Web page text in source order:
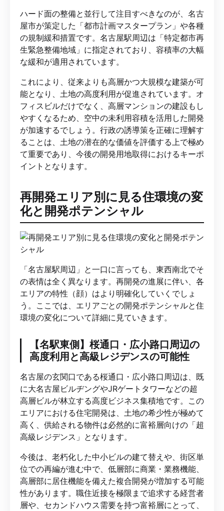
ハード面の整備と並行して注目すべきなのが、名古
屋市が策定した「都市計画マスタープラン」や各種
の規制緩和措置です。名古屋駅周辺は「特定都市再
生緊急整備地域」に指定されており、容積率の大幅
な緩和が適用されています。
これにより、従来よりも高層かつ大規模な建築が可
能となり、土地の高度利用が促進されています。オ
フィスビルだけでなく、高層マンションの建設もし
やすくなるため、空中の未利用容積を活用した開発
が加速するでしょう。行政の誘導策を正確に理解す
ることは、土地の潜在的な価値を評価する上で極め
て重要であり、今後の開発用地取得におけるキーポ
イントとなります。
再開発エリア別に見る住環境の変
化と開発ポテンシャル
「名古屋駅周辺」と一口に言っても、東西南北でそ
の表情は全く異なります。再開発の進展に伴い、各
エリアの特性（顔）はより明確化していくでしょ
う。ここでは、エリアごとの開発ポテンシャルと住
環境の変化について詳細に見ていきます。
【名駅東側】桜通口・広小路口周辺の
高度利用と高級レジデンスの可能性
名古屋の玄関口である桜通口・広小路口周辺は、既
に大名古屋ビルヂングやJRゲートタワーなどの超
高層ビルが林立する高度ビジネス集積地です。この
エリアにおける住宅開発は、土地の希少性が極めて
高く、供給される物件は必然的に富裕層向けの「超
高級レジデンス」となります。
今後は、老朽化した中小ビルの建て替えや、街区単
位での再編が進む中で、低層部に商業・業務機能、
高層部に居住機能を備えた複合開発が増加する可能
性があります。職住近接を極限まで追求する経営者
層や、セカンドハウス需要を持つ富裕層にとって、